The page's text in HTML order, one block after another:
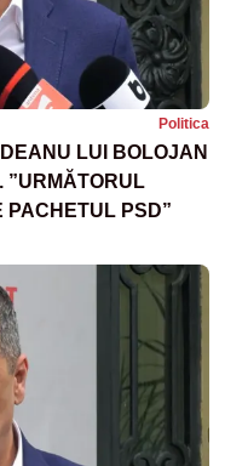
Politica
LUI BOLOJAN
”URMĂTORUL
PACHETUL PSD”